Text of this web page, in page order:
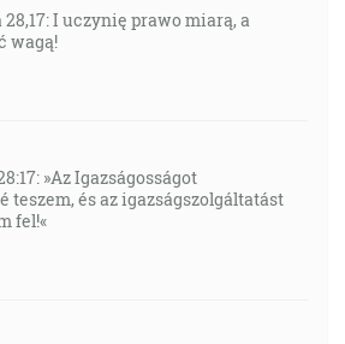
28,17: I uczynię prawo miarą, a
wagą!
»Az Igazságosságot
és az igazságszolgáltatást
fel!«